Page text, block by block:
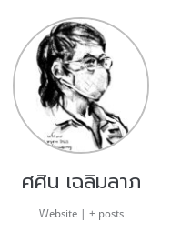
ศศิน เฉลิมลาภ
Website | + posts